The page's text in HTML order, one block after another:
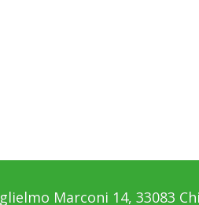
Marconi 14, 33083